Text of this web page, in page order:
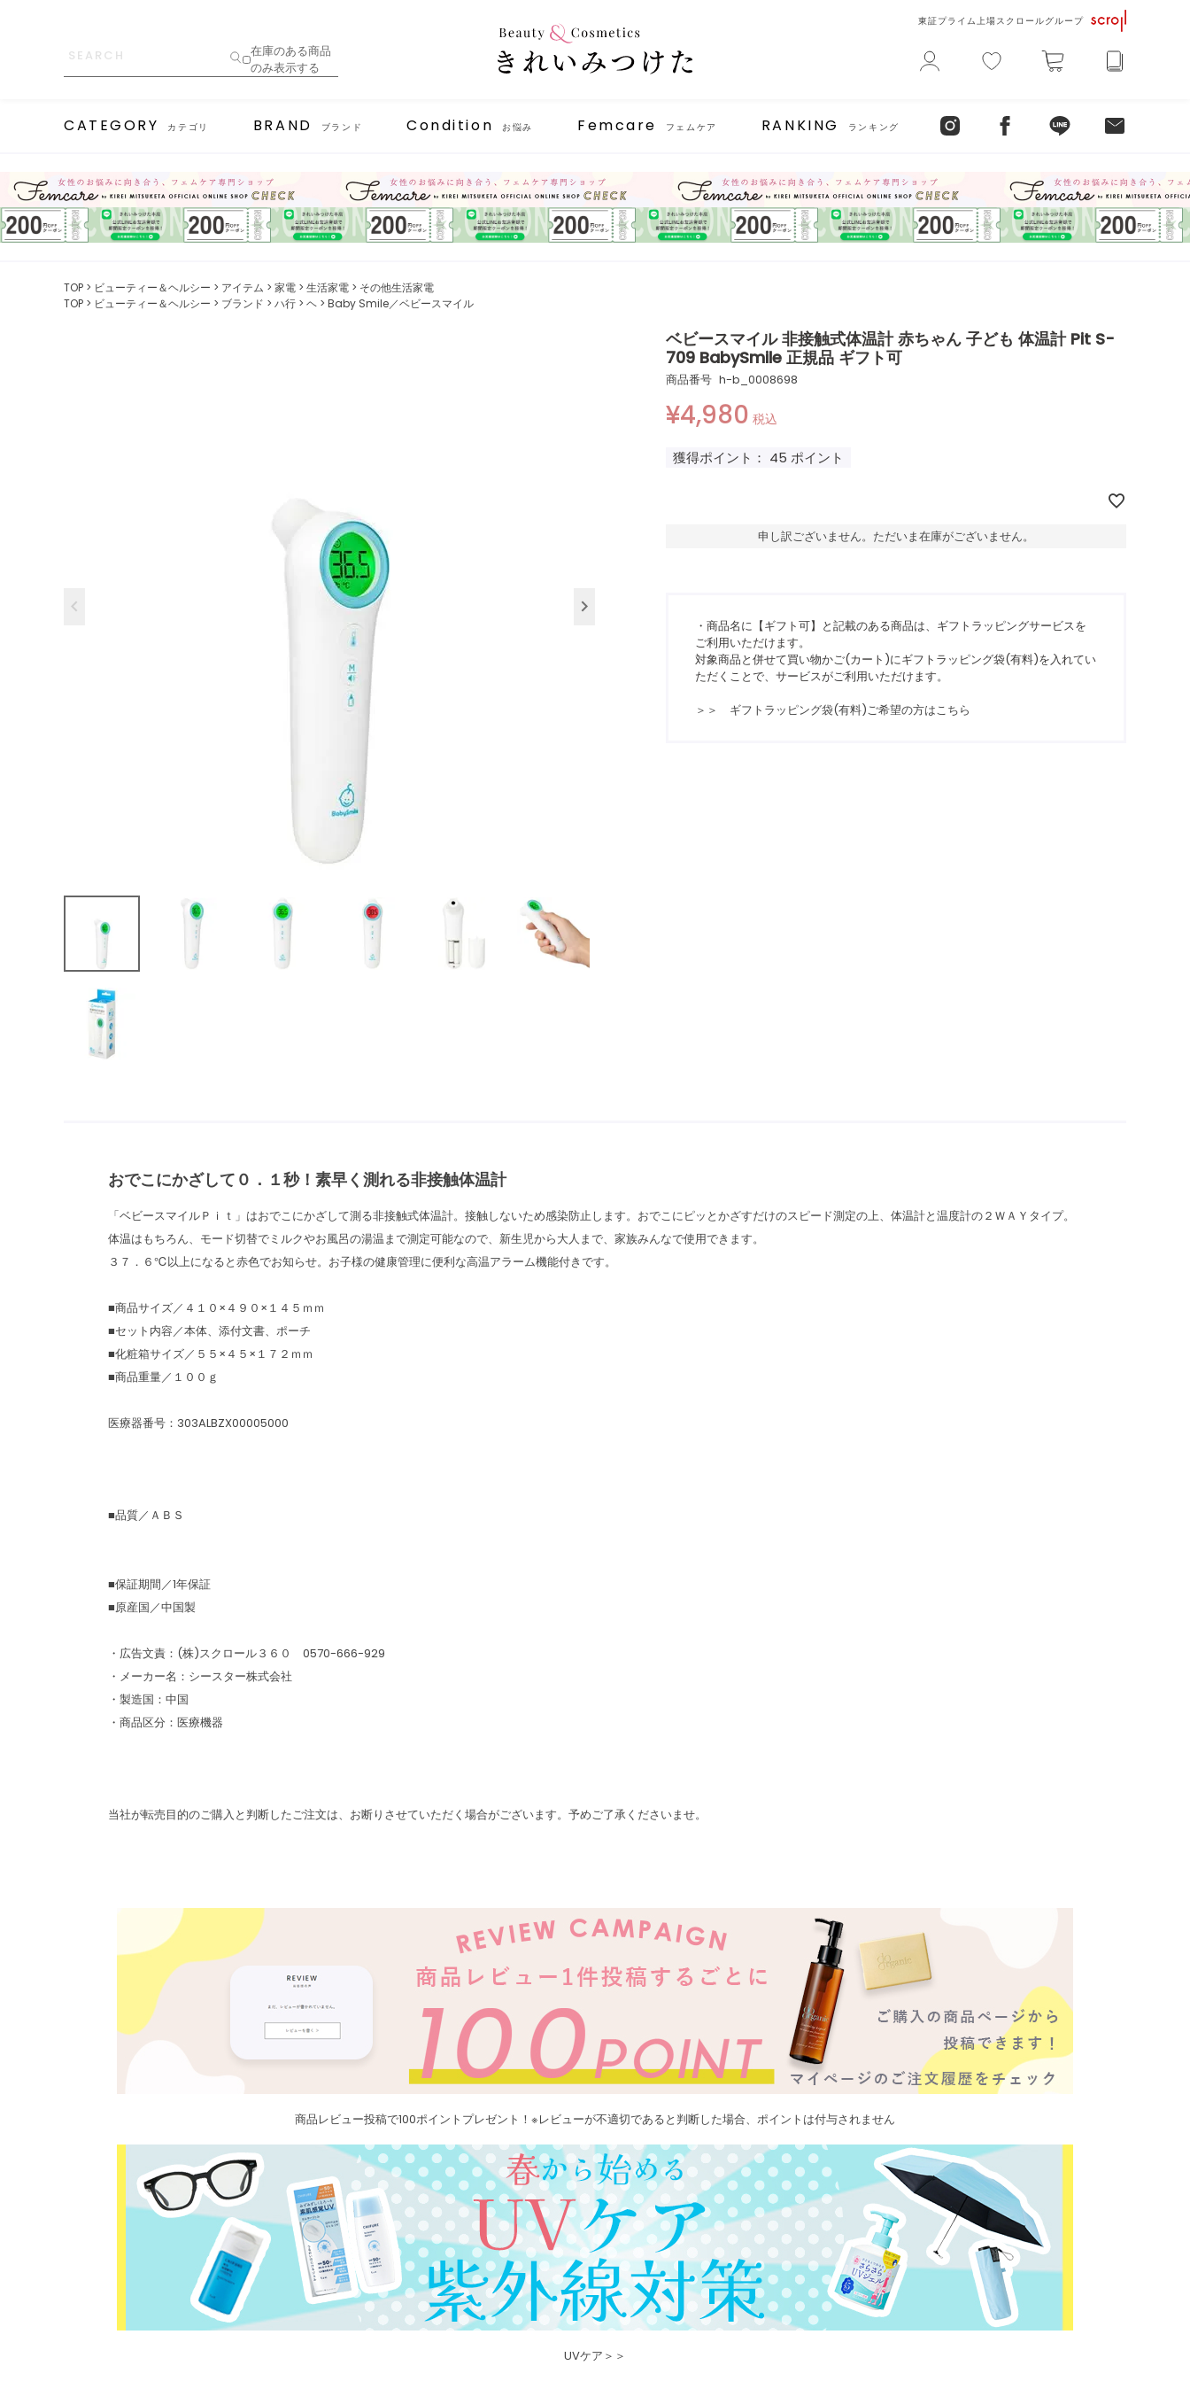
在庫のある商品
のみ表示する
東証プライム上場スクロールグループ
CATEGORY カテゴリ BRAND ブランド Condition お悩み Femcare フェムケア RANKING ランキング
TOP ビューティー＆ヘルシー アイテム 家電 生活家電
その他生活家電
TOP
ビューティー＆ヘルシー ブランド ハ行 ヘ Baby Smile／ベビースマイル
ベビースマイル 非接触式体温計 赤ちゃん 子ども 体温計 Pit S-
709 BabySmile 正規品 ギフト可
商品番号 h-b_0008698
¥4,980 税込
獲得ポイント： 45 ポイント
申し訳ございません。ただいま在庫がございません。
・商品名に【ギフト可】と記載のある商品は、ギフトラッピングサービスを
ご利用いただけます。
対象商品と併せて買い物かご(カート)にギフトラッピング袋(有料)を入れてい
ただくことで、サービスがご利用いただけます。
＞＞ ギフトラッピング袋(有料)ご希望の方はこちら
おでこにかざして０．１秒！素早く測れる非接触体温計
「ベビースマイルＰｉｔ」はおでこにかざして測る非接触式体温計。接触しないため感染防止します。おでこにピッとかざすだけのスピード測定の上、体温計と温度計の２ＷＡＹタイプ。
体温はもちろん、モード切替でミルクやお風呂の湯温まで測定可能なので、新生児から大人まで、家族みんなで使用できます。
３７．６℃以上になると赤色でお知らせ。お子様の健康管理に便利な高温アラーム機能付きです。
■商品サイズ／４１０×４９０×１４５ｍｍ
■セット内容／本体、添付文書、ポーチ
■化粧箱サイズ／５５×４５×１７２ｍｍ
■商品重量／１００ｇ
医療器番号：303ALBZX00005000
■品質／ＡＢＳ
■保証期間／1年保証
■原産国／中国製
・広告文責：(株)スクロール３６０ 0570-666-929
・メーカー名：シースター株式会社
・製造国：中国
・商品区分：医療機器
当社が転売目的のご購入と判断したご注文は、お断りさせていただく場合がございます。予めご了承くださいませ。
商品レビュー投稿で100ポイントプレゼント！※レビューが不適切であると判断した場合、ポイントは付与されません
UVケア＞＞